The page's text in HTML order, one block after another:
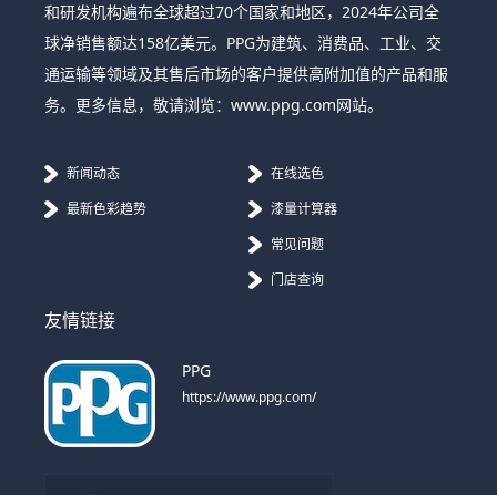
和研发机构遍布全球超过70个国家和地区，2024年公司全
球净销售额达158亿美元。PPG为建筑、消费品、工业、交
通运输等领域及其售后市场的客户提供高附加值的产品和服
务。更多信息，敬请浏览：www.ppg.com网站。
新闻动态
最新色彩趋势
在线选色
漆量计算器
常见问题
门店查询
友情链接
PPG
https://www.ppg.com/